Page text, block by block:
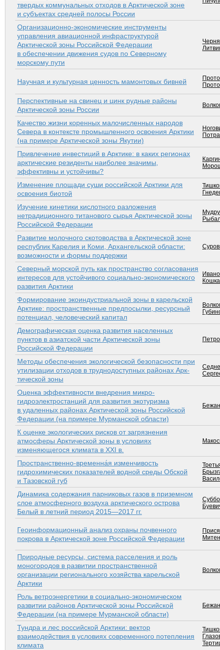
твердых коммунальных отходов в Арктической зоне
и субъектах средней полосы России
Организационно-экономические инструменты
управления авиационной инфраструктурой
Арктической зоны Российской Федерации
в обеспечении движения судов по Северному
морскому пути
Научная и культурная ценность мамонтовых бив­ней
Перспективные на свинец и цинк рудные районы
Арктической зоны России
Качество жизни коренных малочисленных народов
Севера в контексте промышленного освоения Арктики
(на примере Арктической зоны Якутии)
Привлечение инвестиций в Арктике: в каких регионах
арк­тические резиденты наиболее значимы,
эффективны и устойчивы?
Изменение площади суши российской Арк­тики для
освоения биотой
Изучение кинетики кислотного разложения
нетрадиционного титанового сырья Арктической зоны
Российской Федерации
Развитие молочного скотоводства в Арктической зоне
республик Карелия и Коми, Архангельской области:
возможности и формы поддержки
Северный морской путь как пространство согласования
интересов для устойчивого социально-экономического
развития Арк­тики
Формирование экоиндустриальной зоны в карельской
Арк­тике: пространственные предпосылки, ресурсный
потенциал, человеческий капитал
Демографическая оценка развития населенных
пунктов в азиатской части Арктической зоны
Российской Федерации
Методы обеспечения экологической безопасности при
утилизации отходов в труднодоступных районах Арк­
тической зоны
Оценка эффективности внедрения микро-
гидроэлектростанций для развития экотуризма
в удаленных районах Арктической зоны Российской
Федерации (на примере Мурманской области)
К оценке экологических рисков от загрязнения
атмосферы Арк­тической зоны в условиях
изменяющегося климата в ХХI в.
Пространственно-временна́я изменчивость
гидрохимических показателей водной среды Обской
и Тазовской губ
Динамика содержания парниковых газов в приземном
слое атмосферного воздуха арк­тического острова
Белый в летний период 2015—2017 гг.
Геоинформационный анализ охраны почвенного
покрова в Арктической зоне Российской Федерации
Природные ресурсы, система расселения и роль
моногородов в развитии пространственной
организации регионального хозяйства карельской
Арктики
Роль ветроэнергетики в социально-экономическом
развитии районов Арктической зоны Российской
Федерации (на примере Мурманской области)
Тундра и лес российской Арктики: вектор
взаимодействия в условиях современного потепления
климата